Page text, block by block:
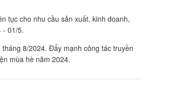
tục cho nhu cầu sản xuất, kinh doanh,
- 01/5.
8/2024. Đẩy mạnh công tác truyền
mùa hè năm 2024.